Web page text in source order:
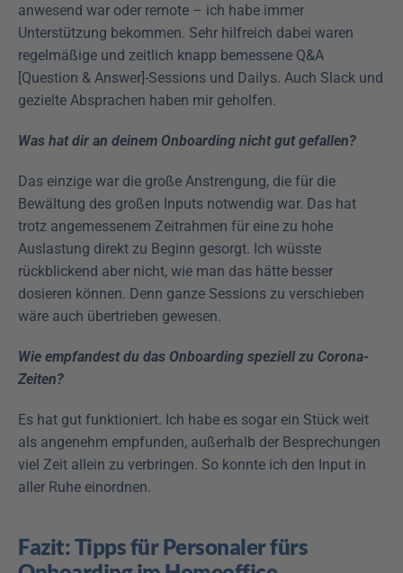
anwesend war oder remote – ich habe immer
Unterstützung bekommen. Sehr hilfreich dabei waren
regelmäßige und zeitlich knapp bemessene Q&A
[Question & Answer]-Sessions und Dailys. Auch Slack und
gezielte Absprachen haben mir geholfen.
Was hat dir an deinem Onboarding nicht gut gefallen?
Das einzige war die große Anstrengung, die für die
Bewältung des großen Inputs notwendig war. Das hat
trotz angemessenem Zeitrahmen für eine zu hohe
Auslastung direkt zu Beginn gesorgt. Ich wüsste
rückblickend aber nicht, wie man das hätte besser
dosieren können. Denn ganze Sessions zu verschieben
wäre auch übertrieben gewesen.
Wie empfandest du das Onboarding speziell zu Corona-
Zeiten?
Es hat gut funktioniert. Ich habe es sogar ein Stück weit
als angenehm empfunden, außerhalb der Besprechungen
viel Zeit allein zu verbringen. So konnte ich den Input in
aller Ruhe einordnen.
Fazit: Tipps für Personaler fürs